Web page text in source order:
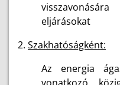
eljárásokat
2. Szakhatóságként:
Az energia